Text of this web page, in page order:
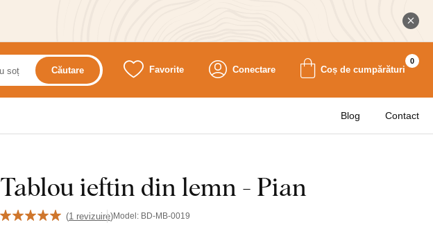
Căutare Favorite Conectare Coș de cumpărături
0
Blog Contact
Tablou ieftin din lemn - Pian
(1 revizuire)Model: BD-MB-0019